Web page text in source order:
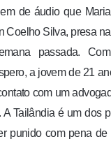
de áudio que
Coelho Silva, presa
passada.
a jovem de 21
com um
A Tailândia é um dos
punido com pena de